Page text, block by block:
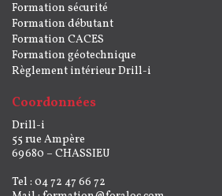
Formation sécurité
Formation débutant
Formation CACES
Formation géotechnique
Règlement intérieur Drill-i
Coordonnées
Drill-i
55 rue Ampère
69680 – CHASSIEU
Tel : 04 72 47 66 72